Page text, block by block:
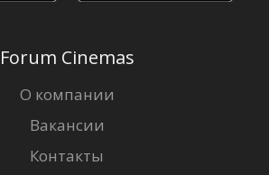
Forum Cinemas
О компании
Вакансии
Контакты